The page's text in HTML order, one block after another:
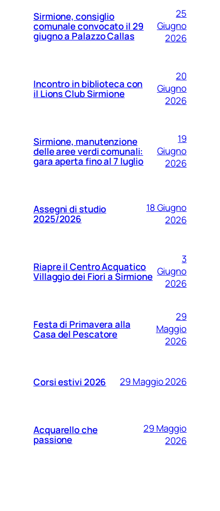
Sirmione, consiglio
comunale convocato il 29
giugno a Palazzo Callas
25
Giugno
2026
Incontro in biblioteca con
il Lions Club Sirmione
20
Giugno
2026
Sirmione, manutenzione
delle aree verdi comunali:
gara aperta fino al 7 luglio
19
Giugno
2026
Assegni di studio
2025/2026
18 Giugno
2026
Riapre il Centro Acquatico
Villaggio dei Fiori a Sirmione
3
Giugno
2026
Festa di Primavera alla
Casa del Pescatore
29
Maggio
2026
Corsi estivi 2026 29 Maggio 2026
Acquarello che
passione
29 Maggio
2026